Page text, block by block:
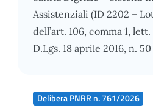
Assistenziali (ID 2202 –
dell’art. 106, comma 1,
D.Lgs. 18 aprile 2016, n. 50
Delibera PNRR n. 761/2026